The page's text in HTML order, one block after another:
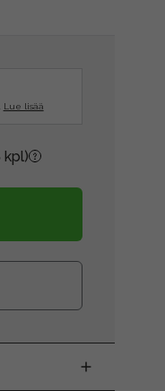
Lue lisää
kpl)